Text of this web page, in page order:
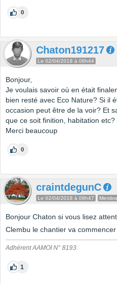
0
Chaton191217
Le 02/04/2018 à 08h44
Bonjour,
Je voulais savoir où en était
bien resté avec Eco Nature? Si il
occasion peut être de la voir? Et
que ce soit finition, habitation etc?
Merci beaucoup
0
craintdegunC
Le 02/04/2018 à 09h47
Bonjour Chaton si vous lisez
Clembu le chantier va commencer
Adhérent AAMOI N° 8193.
1